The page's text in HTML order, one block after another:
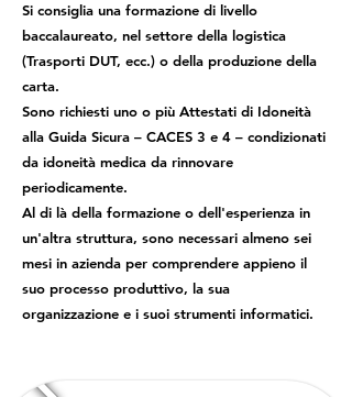
Si consiglia una formazione di livello
baccalaureato, nel settore della logistica
(Trasporti DUT, ecc.) o della produzione della
carta.
Sono richiesti uno o più Attestati di Idoneità
alla Guida Sicura – CACES 3 e 4 – condizionati
da idoneità medica da rinnovare
periodicamente.
Al di là della formazione o dell'esperienza in
un'altra struttura, sono necessari almeno sei
mesi in azienda per comprendere appieno il
suo processo produttivo, la sua
organizzazione e i suoi strumenti informatici.